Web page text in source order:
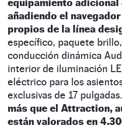
añadiendo el
propios de la línea
específico, paquete
conducción dinámica
interior de iluminación
eléctrico para los
exclusivas de 17 pulgadas.
más que el Attraction,
están valorados en